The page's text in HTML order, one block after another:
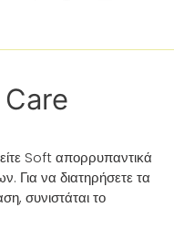
Soft απορρυπαντικά
Για να διατηρήσετε τα
συνιστάται το